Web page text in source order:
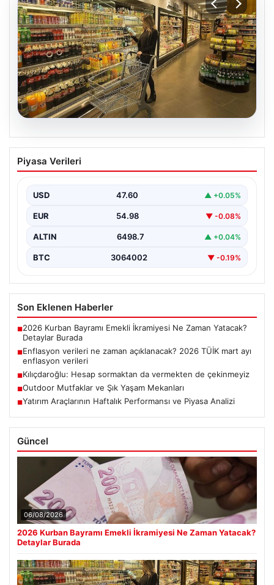
05.08.2026
Enflasyon verileri ne zaman
açıklanacak? 2026 TÜİK mart ayı
Piyasa Verileri
USD 47.60 ▲ +0.05%
EUR 54.98 ▼ -0.08%
ALTIN 6498.7 ▲ +0.04%
BTC 3064002 ▼ -0.19%
Son Eklenen Haberler
■2026 Kurban Bayramı Emekli İkramiyesi Ne Zaman Yatacak?
Detaylar Burada
■Enflasyon verileri ne zaman açıklanacak? 2026 TÜİK mart ayı
enflasyon verileri
■Kılıçdaroğlu: Hesap sormaktan da vermekten de çekinmeyiz
■Outdoor Mutfaklar ve Şık Yaşam Mekanları
■Yatırım Araçlarının Haftalık Performansı ve Piyasa Analizi
Güncel
06/08/2026
2026 Kurban Bayramı Emekli İkramiyesi Ne Zaman Yatacak?
Detaylar Burada